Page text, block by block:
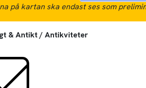
på kartan ska endast ses som
& Antikt / Antikviteter